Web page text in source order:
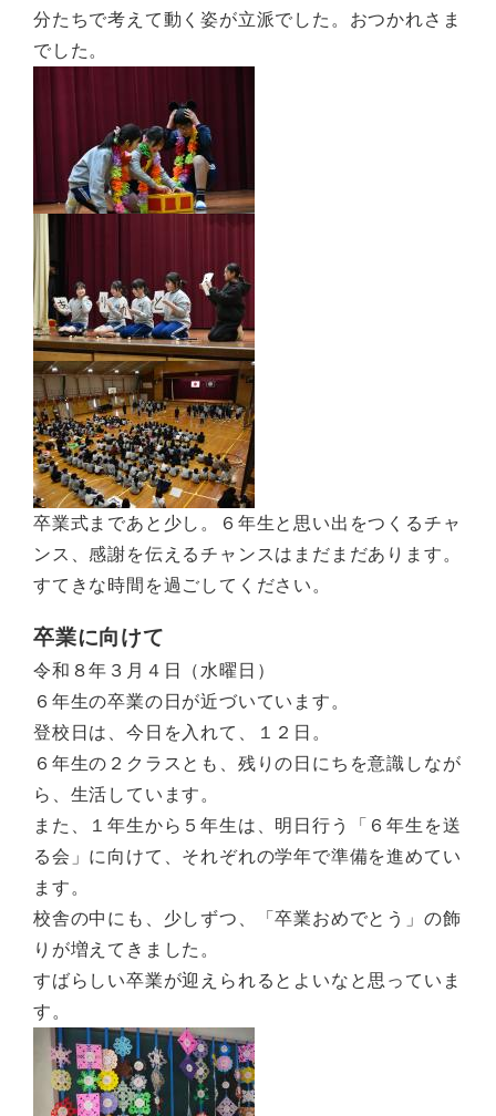
分たちで考えて動く姿が立派でした。おつかれさま
でした。
卒業式まであと少し。６年生と思い出をつくるチャ
ンス、感謝を伝えるチャンスはまだまだあります。
すてきな時間を過ごしてください。
卒業に向けて
令和８年３月４日（水曜日）
６年生の卒業の日が近づいています。
登校日は、今日を入れて、１２日。
６年生の２クラスとも、残りの日にちを意識しなが
ら、生活しています。
また、１年生から５年生は、明日行う「６年生を送
る会」に向けて、それぞれの学年で準備を進めてい
ます。
校舎の中にも、少しずつ、「卒業おめでとう」の飾
りが増えてきました。
すばらしい卒業が迎えられるとよいなと思っていま
す。